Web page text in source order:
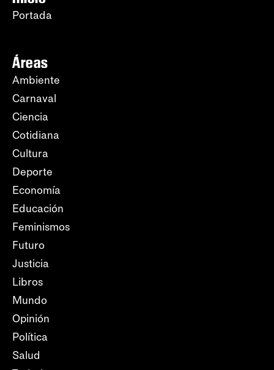
Portada
Áreas
Ambiente
Carnaval
Ciencia
Cotidiana
Cultura
Deporte
Economía
Educación
Feminismos
Futuro
Justicia
Libros
Mundo
Opinión
Política
Salud